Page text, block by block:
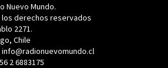
Nuevo Mundo.
los derechos reservados
2271.
Chile
info@radionuevomundo.cl
2 6883175